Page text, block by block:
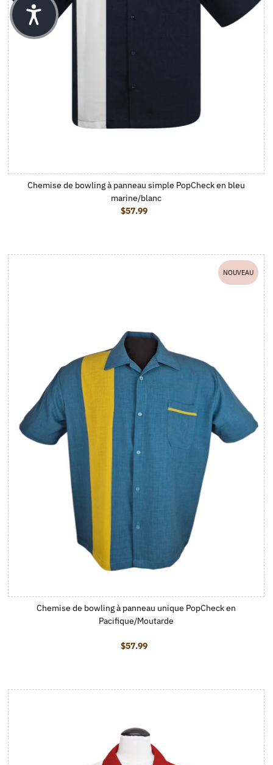
Chemise de bowling à panneau simple PopCheck en bleu
marine/blanc
Prix ordinaire
$57.99
NOUVEAU
Chemise de bowling à panneau unique PopCheck en
Pacifique/Moutarde
Prix ordinaire
$57.99